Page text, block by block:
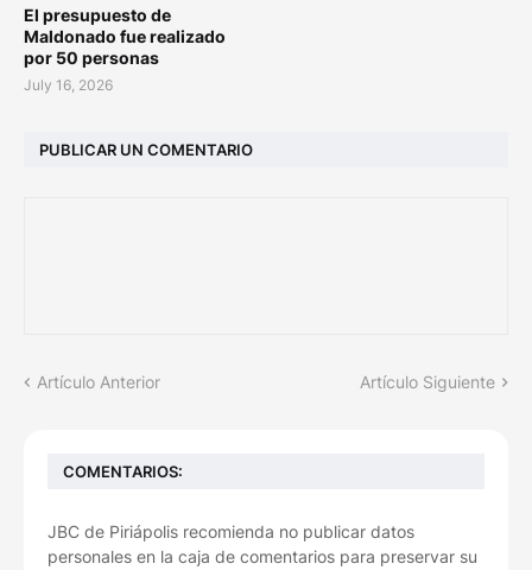
El presupuesto de
Maldonado fue realizado
por 50 personas
July 16, 2026
PUBLICAR UN COMENTARIO
Artículo Anterior Artículo Siguiente
COMENTARIOS:
JBC de Piriápolis recomienda no publicar datos
personales en la caja de comentarios para preservar su